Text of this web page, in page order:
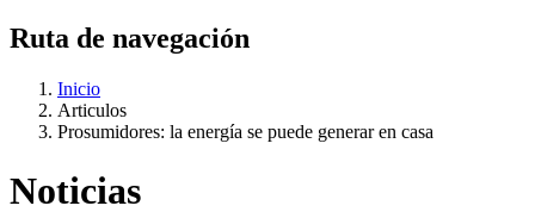
Ruta de navegación
Inicio
Articulos
Prosumidores: la energía se puede generar en casa
Noticias